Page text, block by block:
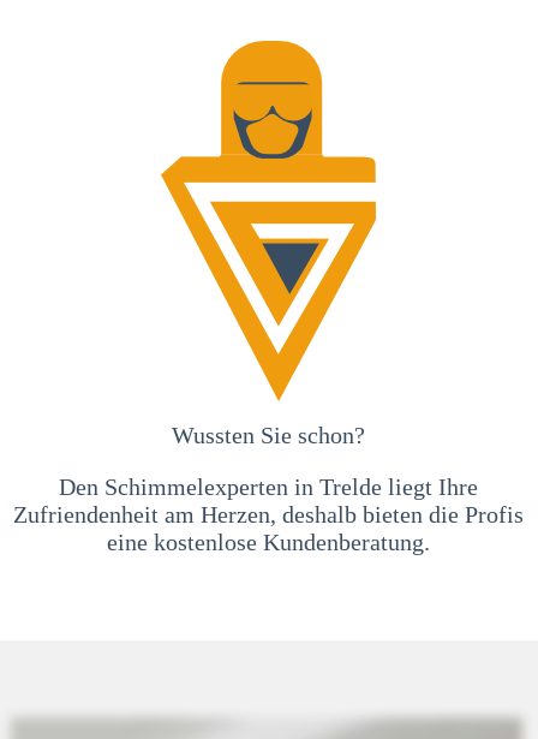
Wussten Sie schon?
Den Schimmelexperten in Trelde liegt Ihre
Zufriendenheit am Herzen, deshalb bieten die Profis
eine kostenlose Kundenberatung.